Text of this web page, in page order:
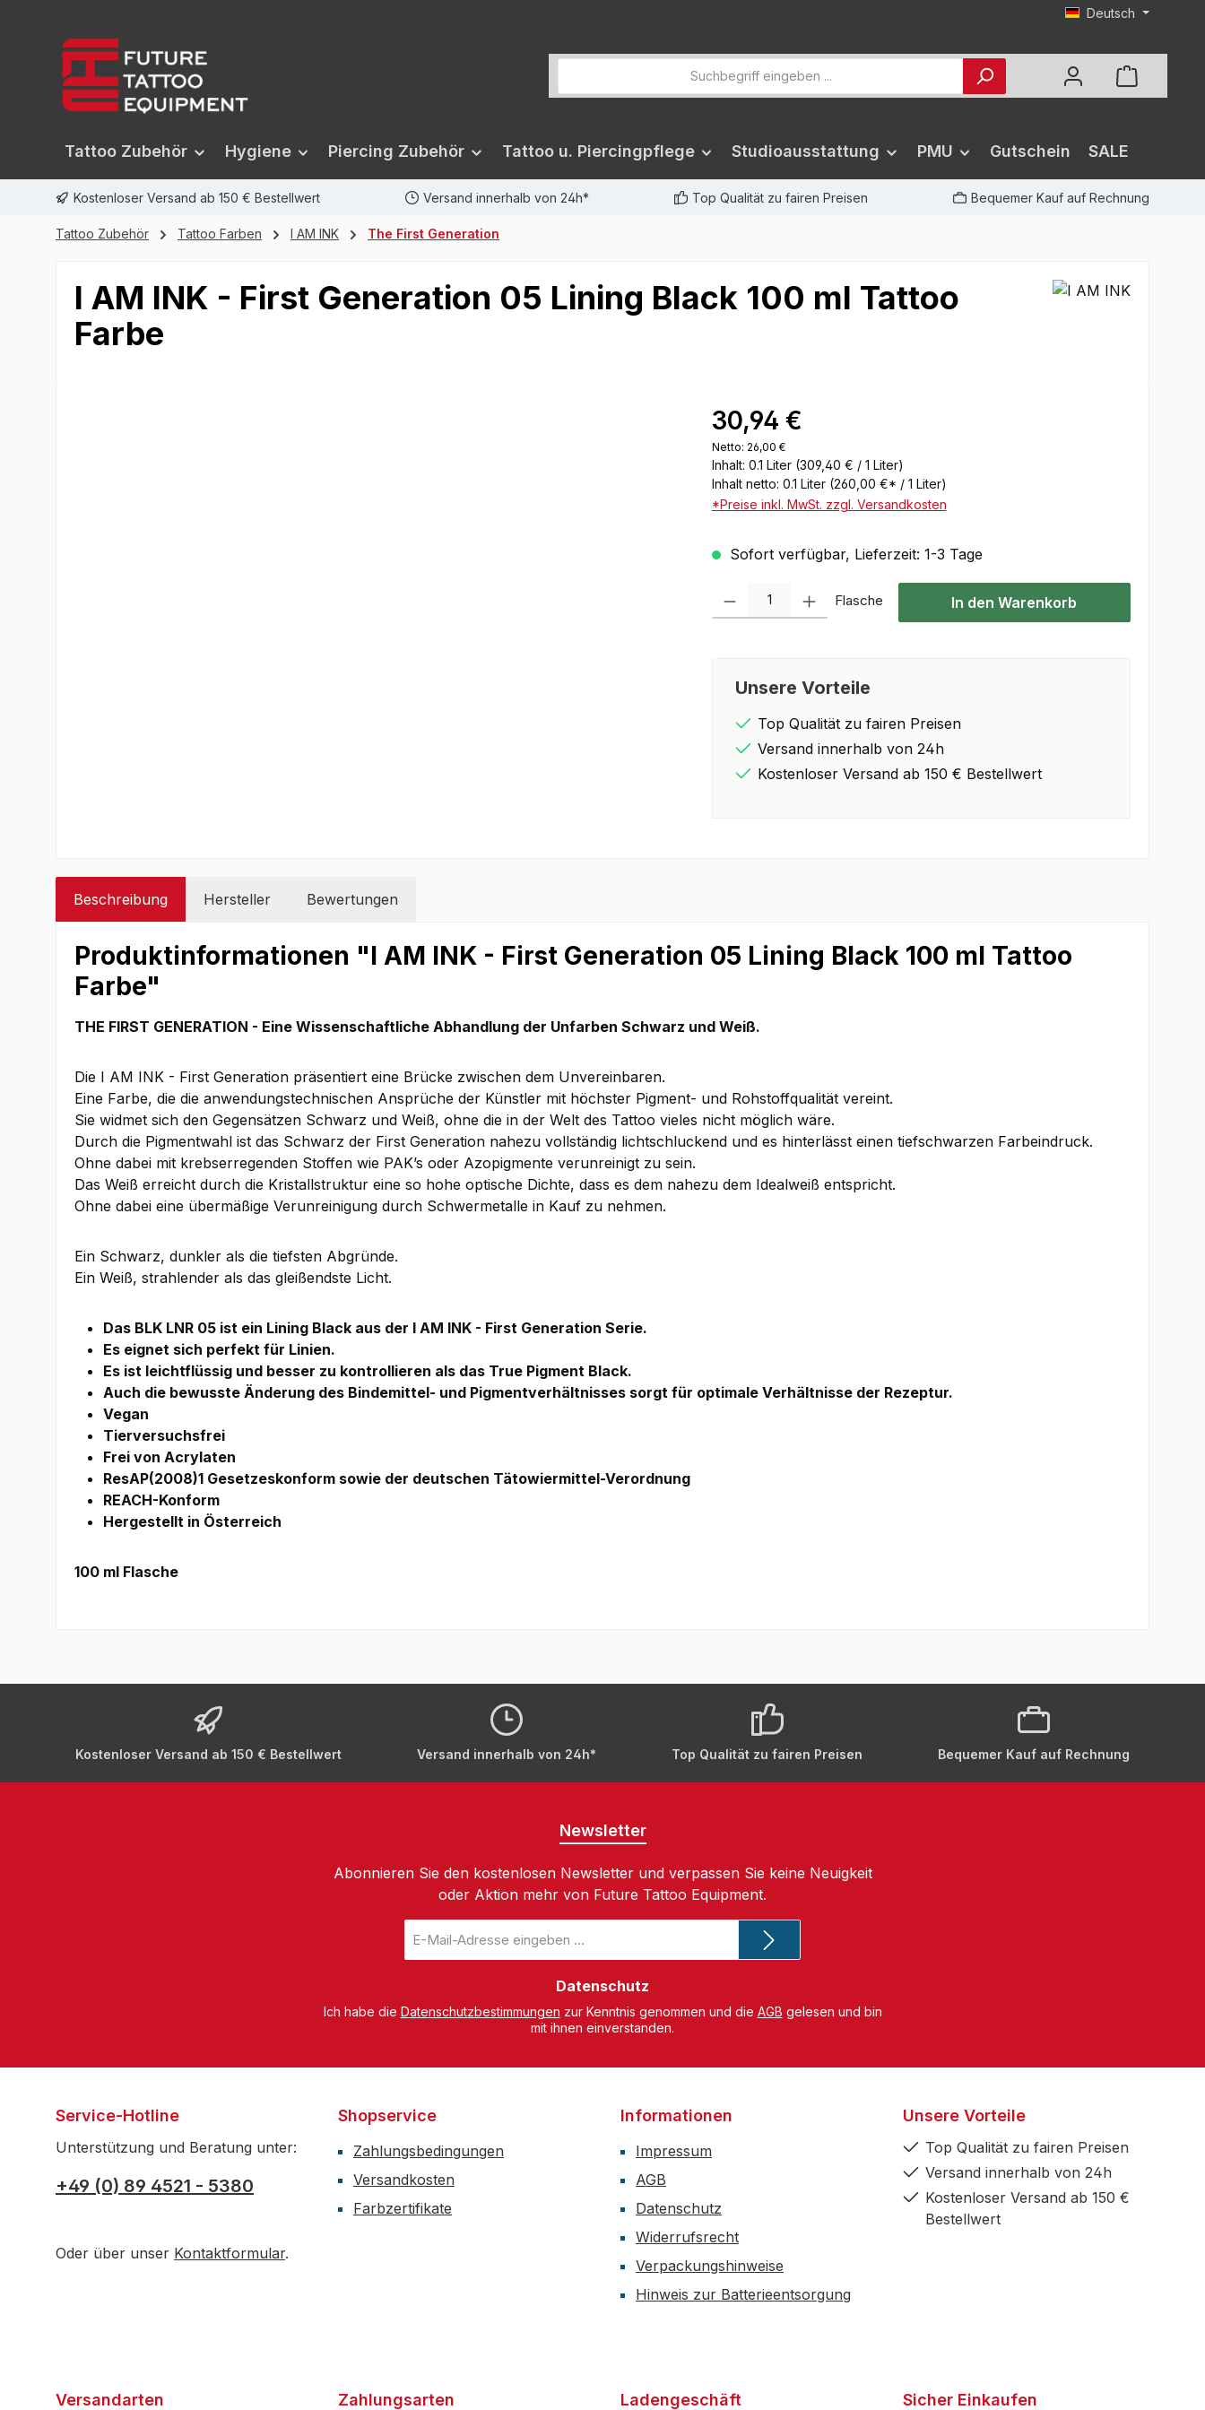
Deutsch
Tattoo Zubehör Hygiene Piercing Zubehör Tattoo u. Piercingpflege Studioausstattung PMU Gutschein SALE
Kostenloser Versand ab 150 € Bestellwert Versand innerhalb von 24h* Top Qualität zu fairen Preisen Bequemer Kauf auf Rechnung
Tattoo Zubehör Tattoo Farben I AM INK The First Generation
I AM INK - First Generation 05 Lining Black 100 ml Tattoo
Farbe
30,94 €
Netto: 26,00 €
Inhalt: 0.1 Liter (309,40 € / 1 Liter)
Inhalt netto: 0.1 Liter (260,00 €* / 1 Liter)
*Preise inkl. MwSt. zzgl. Versandkosten
Sofort verfügbar, Lieferzeit: 1-3 Tage
Flasche In den Warenkorb
Unsere Vorteile
Top Qualität zu fairen Preisen
Versand innerhalb von 24h
Kostenloser Versand ab 150 € Bestellwert
Beschreibung Hersteller Bewertungen
Produktinformationen "I AM INK - First Generation 05 Lining Black 100 ml Tattoo
Farbe"
THE FIRST GENERATION - Eine Wissenschaftliche Abhandlung der Unfarben Schwarz und Weiß.
Die I AM INK - First Generation präsentiert eine Brücke zwischen dem Unvereinbaren.
Eine Farbe, die die anwendungstechnischen Ansprüche der Künstler mit höchster Pigment- und Rohstoffqualität vereint.
Sie widmet sich den Gegensätzen Schwarz und Weiß, ohne die in der Welt des Tattoo vieles nicht möglich wäre.
Durch die Pigmentwahl ist das Schwarz der First Generation nahezu vollständig lichtschluckend und es hinterlässt einen tiefschwarzen Farbeindruck.
Ohne dabei mit krebserregenden Stoffen wie PAK’s oder Azopigmente verunreinigt zu sein.
Das Weiß erreicht durch die Kristallstruktur eine so hohe optische Dichte, dass es dem nahezu dem Idealweiß entspricht.
Ohne dabei eine übermäßige Verunreinigung durch Schwermetalle in Kauf zu nehmen.
Ein Schwarz, dunkler als die tiefsten Abgründe.
Ein Weiß, strahlender als das gleißendste Licht.
Das BLK LNR 05 ist ein Lining Black aus der I AM INK - First Generation Serie.
Es eignet sich perfekt für Linien.
Es ist leichtflüssig und besser zu kontrollieren als das True Pigment Black.
Auch die bewusste Änderung des Bindemittel- und Pigmentverhältnisses sorgt für optimale Verhältnisse der Rezeptur.
Vegan
Tierversuchsfrei
Frei von Acrylaten
ResAP(2008)1 Gesetzeskonform sowie der deutschen Tätowiermittel-Verordnung
REACH-Konform
Hergestellt in Österreich
100 ml Flasche
Kostenloser Versand ab 150 € Bestellwert Versand innerhalb von 24h* Top Qualität zu fairen Preisen Bequemer Kauf auf Rechnung
Newsletter
Abonnieren Sie den kostenlosen Newsletter und verpassen Sie keine Neuigkeit
oder Aktion mehr von Future Tattoo Equipment.
Mail-
Adresse
Datenschutz
Ich habe die Datenschutzbestimmungen zur Kenntnis genommen und die AGB gelesen und bin
mit ihnen einverstanden.
Service-Hotline
Unterstützung und Beratung unter:
+49 (0) 89 4521 - 5380
Oder über unser Kontaktformular.
Shopservice
Zahlungsbedingungen
Versandkosten
Farbzertifikate
Informationen
Impressum
AGB
Datenschutz
Widerrufsrecht
Verpackungshinweise
Hinweis zur Batterieentsorgung
Unsere Vorteile
Top Qualität zu fairen Preisen
Versand innerhalb von 24h
Kostenloser Versand ab 150 €
Bestellwert
Versandarten Zahlungsarten Ladengeschäft Sicher Einkaufen